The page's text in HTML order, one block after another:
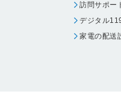
訪問サポー
デジタル
家電の配送